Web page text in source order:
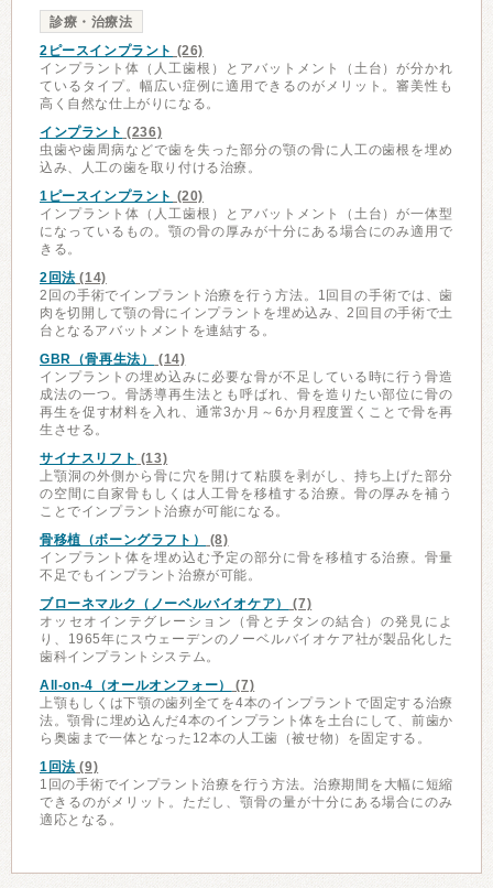
診療・治療法
2ピースインプラント (26)
インプラント体（人工歯根）とアバットメント（土台）が分かれ
ているタイプ。幅広い症例に適用できるのがメリット。審美性も
高く自然な仕上がりになる。
インプラント (236)
虫歯や歯周病などで歯を失った部分の顎の骨に人工の歯根を埋め
込み、人工の歯を取り付ける治療。
1ピースインプラント (20)
インプラント体（人工歯根）とアバットメント（土台）が一体型
になっているもの。顎の骨の厚みが十分にある場合にのみ適用で
きる。
2回法 (14)
2回の手術でインプラント治療を行う方法。1回目の手術では、歯
肉を切開して顎の骨にインプラントを埋め込み、2回目の手術で土
台となるアバットメントを連結する。
GBR（骨再生法）
(14)
インプラントの埋め込みに必要な骨が不足している時に行う骨造
成法の一つ。骨誘導再生法とも呼ばれ、骨を造りたい部位に骨の
再生を促す材料を入れ、通常3か月～6か月程度置くことで骨を再
生させる。
サイナスリフト (13)
上顎洞の外側から骨に穴を開けて粘膜を剥がし、持ち上げた部分
の空間に自家骨もしくは人工骨を移植する治療。骨の厚みを補う
ことでインプラント治療が可能になる。
骨移植（ボーングラフト）
(8)
インプラント体を埋め込む予定の部分に骨を移植する治療。骨量
不足でもインプラント治療が可能。
ブローネマルク（ノーベルバイオケア）
(7)
オッセオインテグレーション（骨とチタンの結合）の発見によ
り、1965年にスウェーデンのノーベルバイオケア社が製品化した
歯科インプラントシステム。
All-on-4（オールオンフォー）
(7)
上顎もしくは下顎の歯列全てを4本のインプラントで固定する治療
法。顎骨に埋め込んだ4本のインプラント体を土台にして、前歯か
ら奥歯まで一体となった12本の人工歯（被せ物）を固定する。
1回法 (9)
1回の手術でインプラント治療を行う方法。治療期間を大幅に短縮
できるのがメリット。ただし、顎骨の量が十分にある場合にのみ
適応となる。